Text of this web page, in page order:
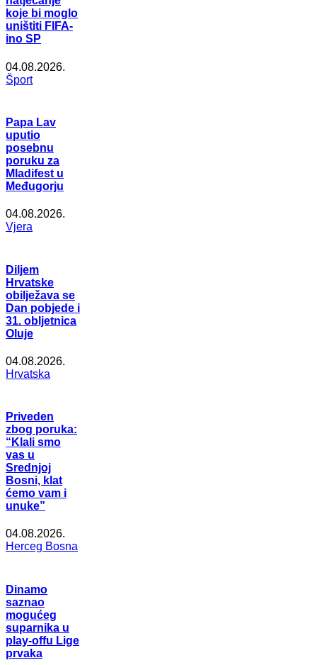
koje bi moglo
uništiti FIFA-
ino SP
04.08.2026.
Šport
Papa Lav
uputio
posebnu
poruku za
Mladifest u
Međugorju
04.08.2026.
Vjera
Diljem
Hrvatske
obilježava se
Dan pobjede i
31. obljetnica
Oluje
04.08.2026.
Hrvatska
Priveden
zbog poruka:
“Klali smo
vas u
Srednjoj
Bosni, klat
ćemo vam i
unuke”
04.08.2026.
Herceg Bosna
Dinamo
saznao
mogućeg
suparnika u
play-offu Lige
prvaka